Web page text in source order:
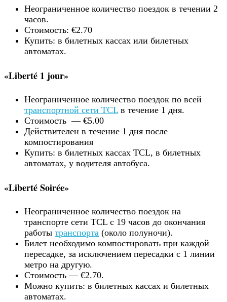
Неограниченное количество поездок в течении 2
часов.
Стоимость: €2.70
Купить: в билетных кассах или билетных
автоматах.
«Liberté 1 jour»
Неограниченное количество поездок по всей
транспортной сети TCL в течение 1 дня.
Стоимость — €5.00
Действителен в течение 1 дня после
компостирования
Купить: в билетных кассах TCL, в билетных
автоматах, у водителя автобуса.
«Liberté Soirée»
Неограниченное количество поездок на
транспорте сети TCL с 19 часов до окончания
работы транспорта (около полуночи).
Билет необходимо компостировать при каждой
пересадке, за исключением пересадки с 1 линии
метро на другую.
Стоимость — €2.70.
Можно купить: в билетных кассах и билетных
автоматах.